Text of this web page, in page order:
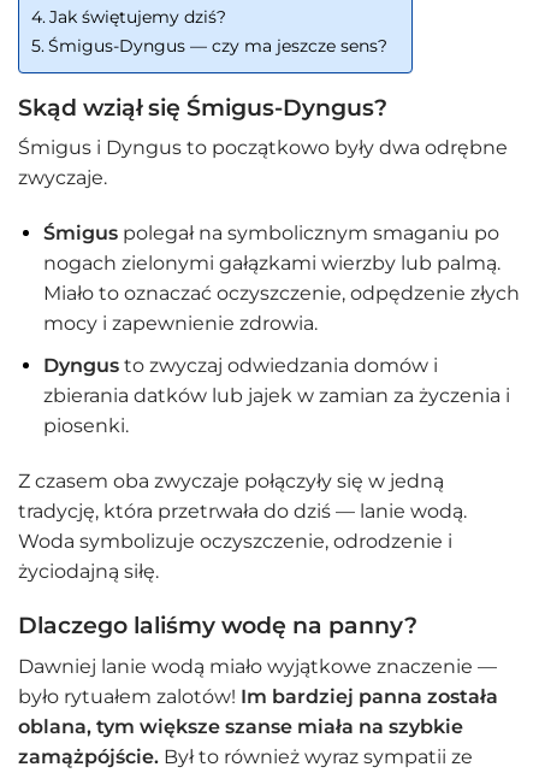
Jak świętujemy dziś?
Śmigus-Dyngus — czy ma jeszcze sens?
Skąd wziął się Śmigus-Dyngus?
Śmigus i Dyngus to początkowo były dwa odrębne
zwyczaje.
Śmiguspolegał na symbolicznym smaganiu po
nogach zielonymi gałązkami wierzby lub palmą.
Miało to oznaczać oczyszczenie, odpędzenie złych
mocy i zapewnienie zdrowia.
Dyngusto zwyczaj odwiedzania domów i
zbierania datków lub jajek w zamian za życzenia i
piosenki.
Z czasem oba zwyczaje połączyły się w jedną
tradycję, która przetrwała do dziś — lanie wodą.
Woda symbolizuje oczyszczenie, odrodzenie i
życiodajną siłę.
Dlaczego laliśmy wodę na panny?
Dawniej lanie wodą miało wyjątkowe znaczenie —
było rytuałem zalotów! Im bardziej panna została
oblana, tym większe szanse miała na szybkie
zamążpójście. Był to również wyraz sympatii ze